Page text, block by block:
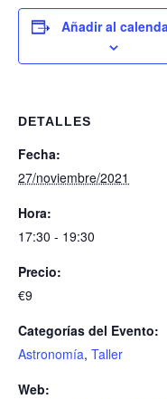
Añadir al
DETALLES
Fecha:
27/noviembre/2021
Hora:
17:30 - 19:30
Precio:
€9
Categorías del Evento:
Astronomía, Taller
Web: